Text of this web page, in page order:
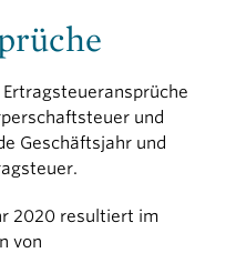
und
Geschäftsjahr und
2020 resultiert im
von